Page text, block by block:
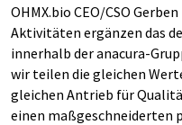
OHMX.bio CEO/CSO
Aktivitäten ergänzen das
innerhalb der anacura-
wir teilen die gleichen
gleichen Antrieb für
einen maßgeschneiderten